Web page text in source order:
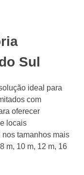
Sul
ideal para
com
oferecer
locais
tamanhos mais
m, 10 m, 12 m, 16